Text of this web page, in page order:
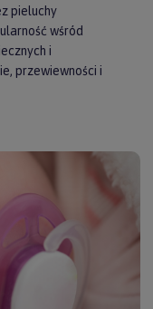
pieluchy
wśród
i
przewiewności i
też ekologiczne